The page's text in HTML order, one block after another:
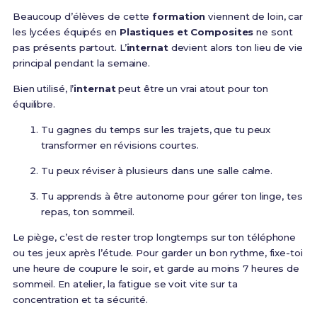
Beaucoup d’élèves de cetteformation viennent de loin, car
les lycées équipés en Plastiques et Composites ne sont
pas présents partout. L’internatdevient alors ton lieu de vie
principal pendant la semaine.
Bien utilisé, l’internatpeut être un vrai atout pour ton
équilibre.
Tu gagnes du temps sur les trajets, que tu peux
transformer en révisions courtes.
Tu peux réviser à plusieurs dans une salle calme.
Tu apprends à être autonome pour gérer ton linge, tes
repas, ton sommeil.
Le piège, c’est de rester trop longtemps sur ton téléphone
ou tes jeux après l’étude. Pour garder un bon rythme, fixe-toi
une heure de coupure le soir, et garde au moins 7 heures de
sommeil. En atelier, la fatigue se voit vite sur ta
concentration et ta sécurité.